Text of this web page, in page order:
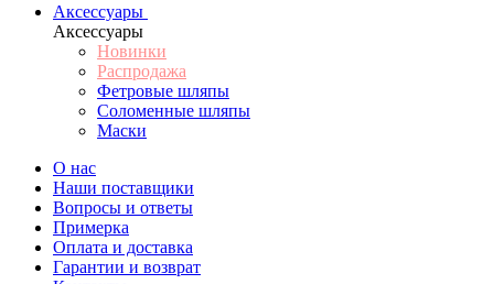
Аксессуары
Аксессуары
Новинки
Распродажа
Фетровые шляпы
Соломенные шляпы
Маски
О нас
Наши поставщики
Вопросы и ответы
Примерка
Оплата и доставка
Гарантии и возврат